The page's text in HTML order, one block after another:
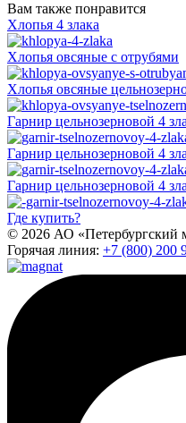
Вам также понравится
Хлопья 4 злака
Хлопья овсяные с отрубями
Хлопья овсяные
Гарнир цельнозерновой 4
Гарнир цельнозерновой 4
Гарнир цельнозерновой 4
Где купить?
© 2026 АО «Петербургский
Горячая линия: +7 (800) 200